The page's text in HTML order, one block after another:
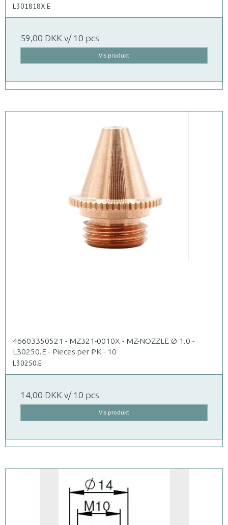
L301818X.E
59,00 DKK v/ 10 pcs
Vis produkt
46603350521 - MZ321-0010X - MZ-NOZZLE Ø 1.0 -
L30250.E - Pieces per PK - 10
L30250.E
14,00 DKK v/ 10 pcs
Vis produkt